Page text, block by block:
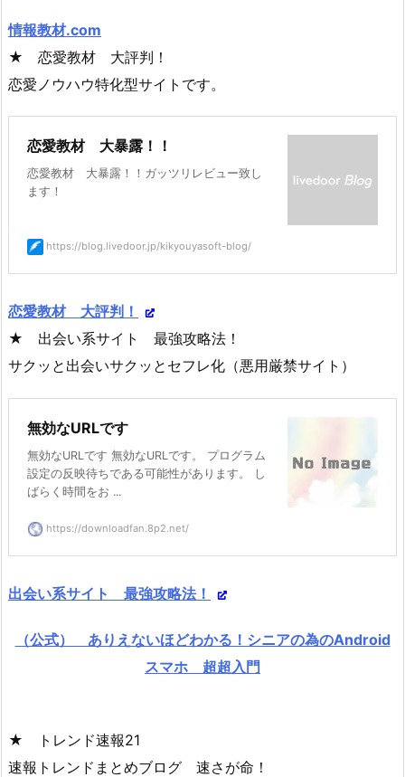
情報教材.com
★ 恋愛教材 大評判！
恋愛ノウハウ特化型サイトです。
恋愛教材 大暴露！！
恋愛教材 大暴露！！ガッツリレビュー致し
ます！
https://blog.livedoor.jp/kikyouyasoft-blog/
恋愛教材 大評判！
★ 出会い系サイト 最強攻略法！
サクッと出会いサクッとセフレ化（悪用厳禁サイト）
無効なURLです
無効なURLです 無効なURLです。 プログラム
設定の反映待ちである可能性があります。 し
ばらく時間をお ...
https://downloadfan.8p2.net/
出会い系サイト 最強攻略法！
（公式） ありえないほどわかる！シニアの為のAndroid
スマホ 超超入門
★ トレンド速報21
速報トレンドまとめブログ 速さが命！